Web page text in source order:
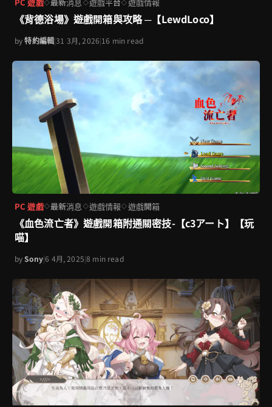
◇ ◇ ◇
《背德浴場》遊戲開箱與攻略 ─【LewdLoco】
by特約編輯|31 3月, 2026|16 min read
PC 遊戲◇最新消息 ◇遊戲情報◇遊戲開箱
《血色流亡者》遊戲開箱附通關密技-【c3アート】【玩
喵】
bySony|6 4月, 2025|8 min read